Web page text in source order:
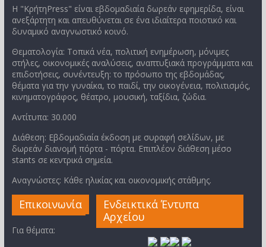
Η "ΚρήτηPress" είναι εβδομαδιαία δωρεάν εφημερίδα, είναι
ανεξάρτητη και απευθύνεται σε ένα ιδιαίτερα ποιοτικό και
δυναμικό αναγνωστικό κοινό.
Θεματολογία: Τοπικά νέα, πολιτική ενημέρωση, μόνιμες
στήλες, οικονομικές αναλύσεις, αναπτυξιακά προγράμματα και
επιδοτήσεις, συνέντευξη: το πρόσωπο της εβδομάδας,
θέματα για την γυναίκα, το παιδί, την οικογένεια, πολιτισμός,
κινηματογράφος, θέατρο, μουσική, ταξίδια, ζώδια.
Αντίτυπα: 30.000
Διάθεση: Εβδομαδιαία έκδοση με συραφή σελίδων, με
δωρεάν διανομή πόρτα - πόρτα. Επιπλέον διάθεση μέσο
stants σε κεντρικά σημεία.
Αναγνώστες: Κάθε ηλικίας και οικονομικής στάθμης.
Επικοινωνία
Για θέματα:
Ενδεικτικά Έντυπα
Αρχείου